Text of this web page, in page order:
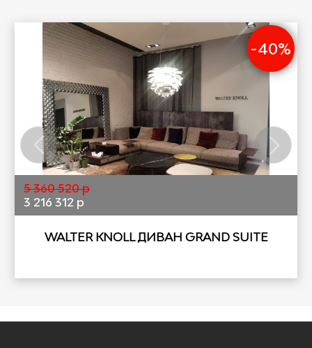
-40%
5 360 520 р
3 216 312 р
WALTER KNOLL ДИВАН GRAND SUITE